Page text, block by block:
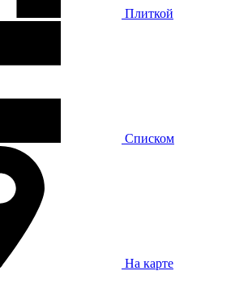
Плиткой
Списком
На карте